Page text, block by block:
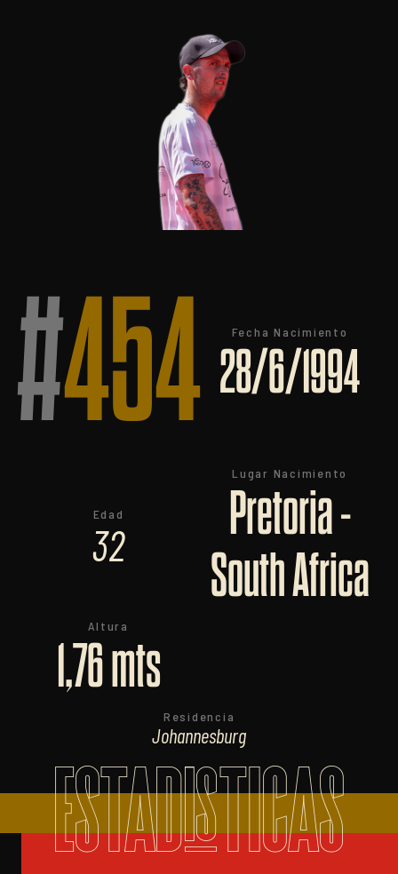
#454 Fecha Nacimiento
28/6/1994
Edad
32
Lugar Nacimiento
Pretoria -
South Africa
Altura
1,76 mts
Residencia
Johannesburg
ESTADISTICAS